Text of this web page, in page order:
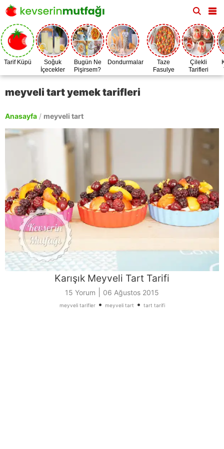
Tarif Küpü
Soğuk
İçecekler
Bugün Ne
Pişirsem?
Dondurmalar
Taze
Fasulye
Zamanı
Çilekli
Tarifleri
meyveli tart yemek tarifleri
Anasayfa / meyveli tart
Karışık Meyveli Tart Tarifi
15 Yorum 06 Ağustos 2015
meyveli tarifler• meyveli tart • tart tarifi